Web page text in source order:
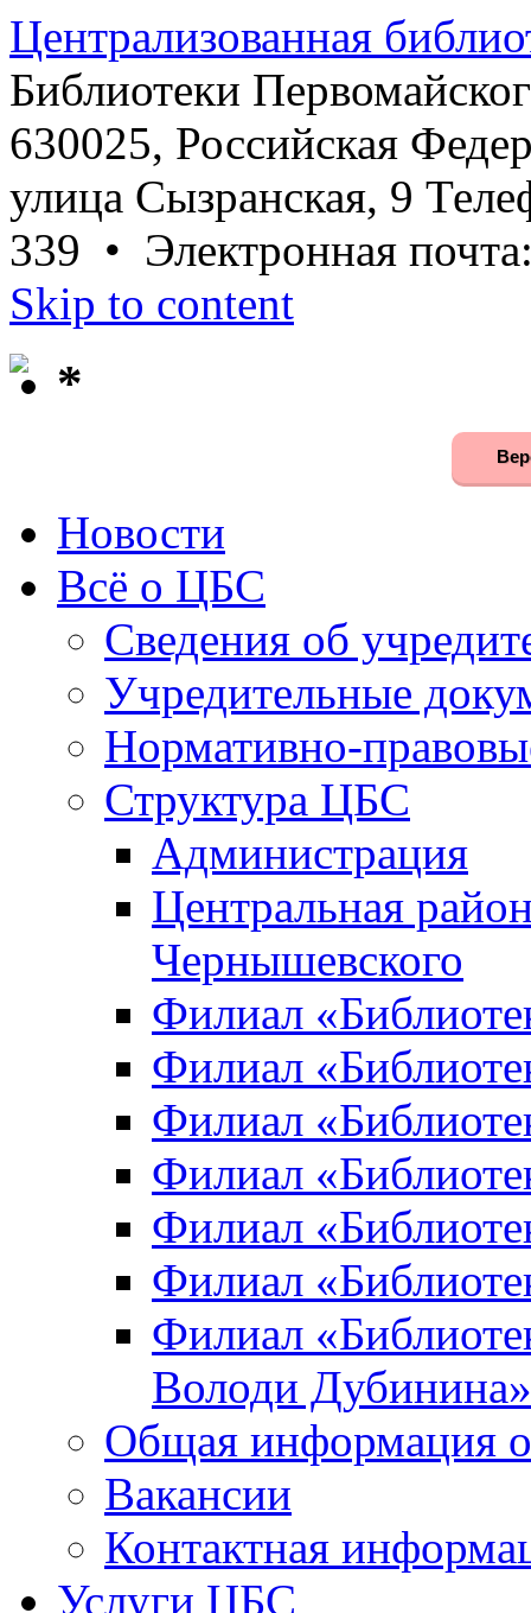
Централизованная
Библиотеки
630025, Российская
улица Сызранская, 9
339 • Электронная
Skip to content
*
Новости
Всё о ЦБС
Сведения об
Учредительные
Нормативно-
Структура ЦБС
Администрация
Центральная
Чернышевского
Филиал
Филиал
Филиал
Филиал
Филиал
Филиал
Филиал
Володи Дубинина»
Общая информация
Вакансии
Контактная
Услуги ЦБС